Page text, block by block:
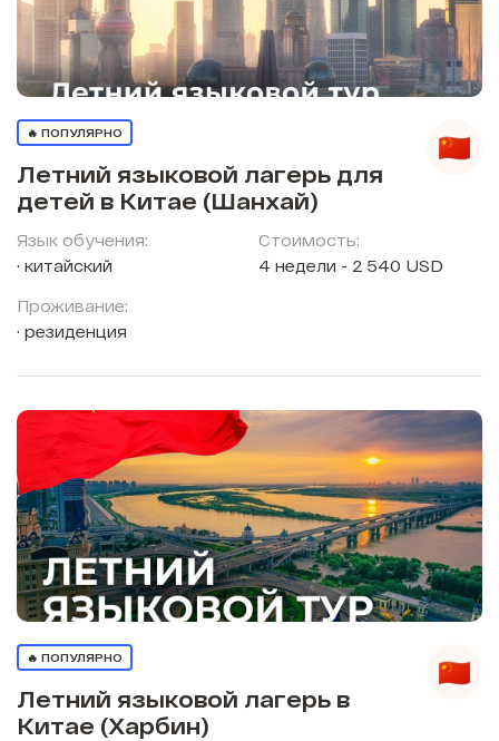
🔥 ПОПУЛЯРНО
Летний языковой лагерь для
детей в Китае (Шанхай)
Язык обучения:
китайский
Проживание:
резиденция
Стоимость:
4 недели - 2 540 USD
🔥 ПОПУЛЯРНО
Летний языковой лагерь в
Китае (Харбин)